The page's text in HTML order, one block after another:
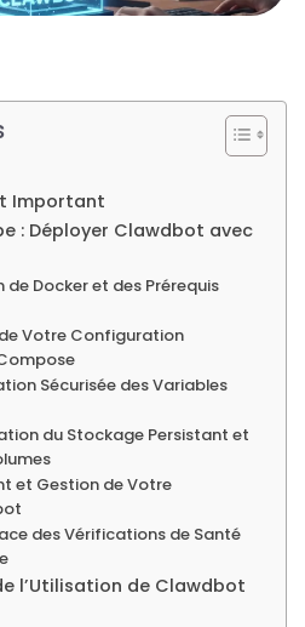
Important
: Déployer Clawdbot avec
de Docker et des Prérequis
Votre Configuration
Sécurisée des Variables
du Stockage Persistant et
et Gestion de Votre
des Vérifications de Santé
l’Utilisation de Clawdbot